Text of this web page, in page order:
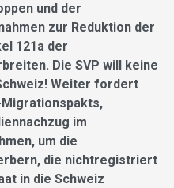
und der
zur Reduktion der
121a der
Die SVP will keine
Weiter fordert
Migrationspakts,
im
um die
die nichtregistriert
in die Schweiz